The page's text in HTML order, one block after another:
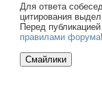
Для ответа
цитирования
Перед
правилами форума!